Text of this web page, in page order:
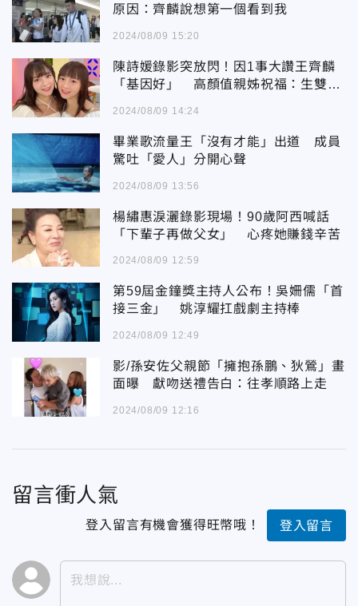
原因：齊麟說想第一個看到我
2024/08/09 15:20
陳詩媛錄影突放閃！因1事大讚王齊麟
「基因好」 高顏值親姊祝福：生雙胞
2024/08/09 14:24
畢業歌流量王「沒有才能」出道 成員
驚吐「愛人」分開心聲
2024/08/09 13:56
楊繡惠淚灑錄影現場！90歲阿西喊話
「下輩子再做父女」 心疼她賺錢辛苦
2024/08/09 12:59
第59屆金鐘獎主持人公布！吳姍儒「首
接三金」 姚淳耀扛戲劇主持棒
2024/08/09 12:49
影/孫安佐父親節「擁抱孫鵬、狄鶯」畫
面曝 獻吻送禮告白：往孝順路上走
2024/08/09 12:16
留言衝人氣
登入留言有機會獲得旺幣哦！ 登入留言